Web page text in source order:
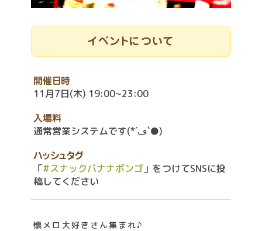
イベントについて
開催日時
11月7日(木) 19:00~23:00
入場料
通常営業システムです(*´ڡ`●)
ハッシュタグ
「#スナックバナナボンゴ 」をつけてSNSに投
稿してください
懐メロ大好きさん集まれ♪